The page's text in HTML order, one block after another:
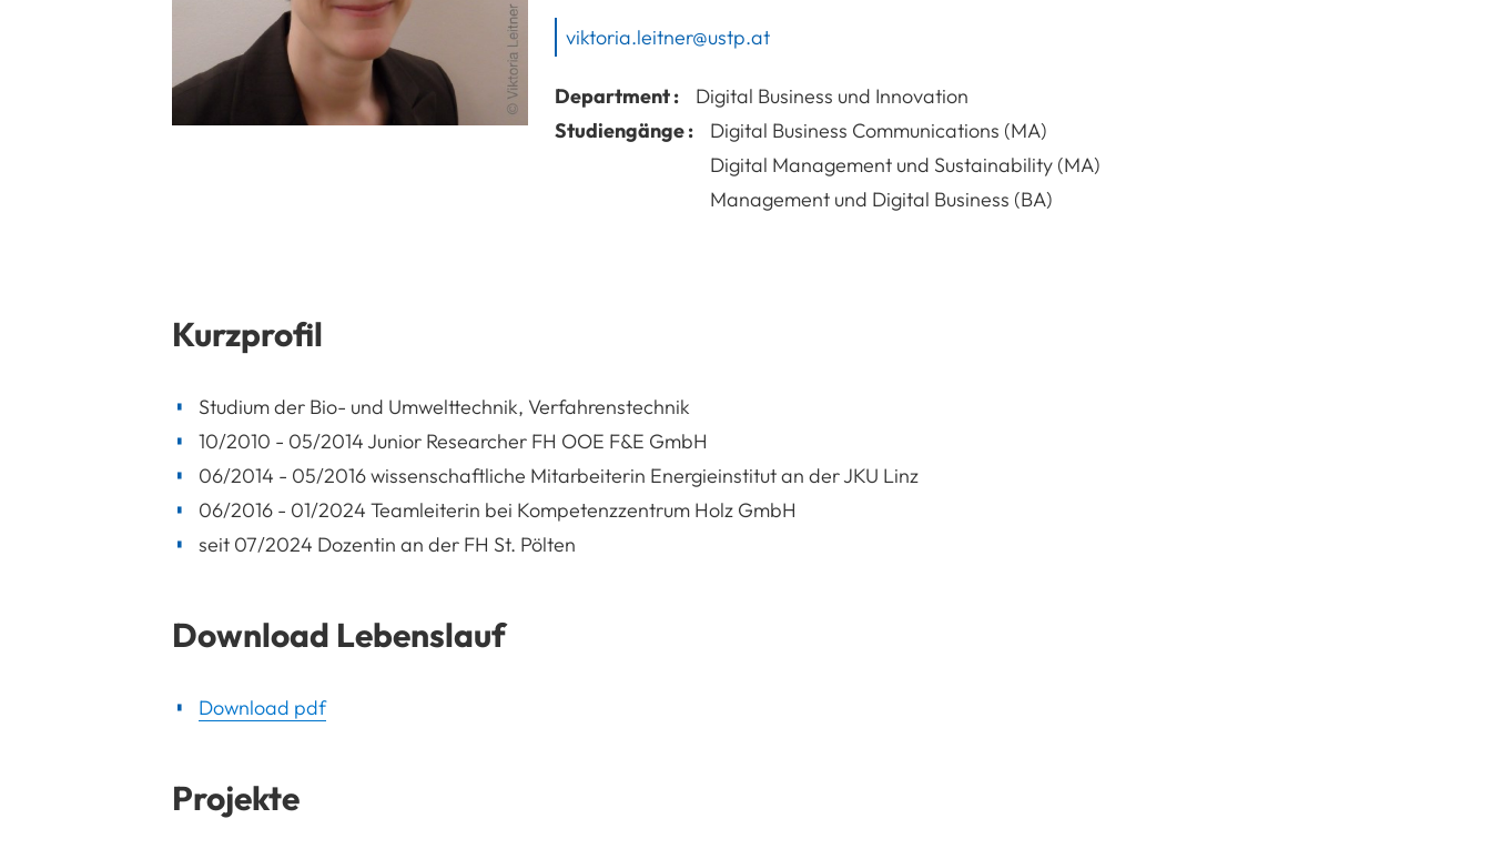
viktoria.leitner@ustp.at
Department :
Digital Business und Innovation
Studiengänge :
Digital Business Communications (MA)
Digital Management und Sustainability (MA)
Management und Digital Business (BA)
Kurzprofil
Studium der Bio- und Umwelttechnik, Verfahrenstechnik
10/2010 - 05/2014 Junior Researcher FH OOE F&E GmbH
06/2014 - 05/2016 wissenschaftliche Mitarbeiterin Energieinstitut an der JKU Linz
06/2016 - 01/2024 Teamleiterin bei Kompetenzzentrum Holz GmbH
seit 07/2024 Dozentin an der FH St. Pölten
Download Lebenslauf
Download pdf
Projekte